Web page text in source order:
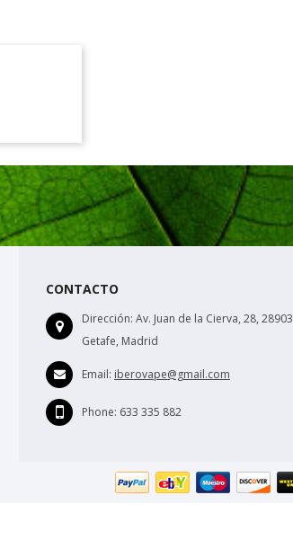
CONTACTO
Dirección: Av. Juan de la Cierva, 28, 28903
Getafe, Madrid
Email: iberovape@gmail.com
Phone: 633 335 882